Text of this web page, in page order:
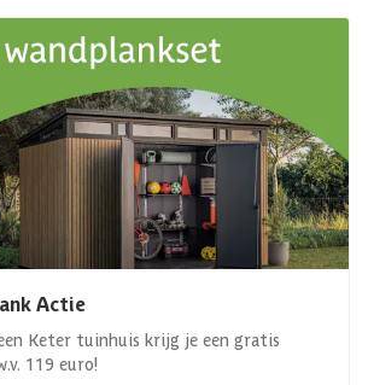
Actie
Keter tuinhuis krijg je een gratis
119 euro!